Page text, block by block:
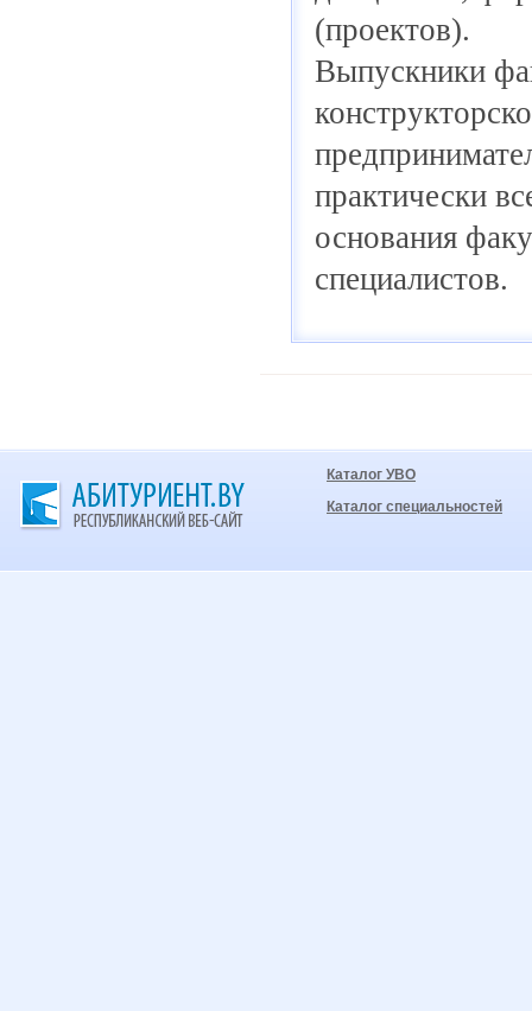
(проектов).
Выпускники
практически
основания
специалистов.
Каталог УВО
Каталог специальностей